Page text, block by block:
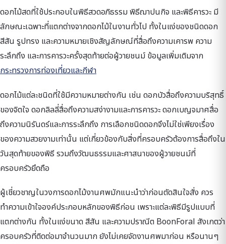
ดอกไม้สดที่ใช้ประกอบในพิธีสวดอภิธรรม พิธีฌาปนกิจ และพิธีคารวะ มี
ลักษณะเฉพาะที่แตกต่างจากดอกไม้ในงานทั่วไป ทั้งในแง่ของชนิดดอก
สีสัน รูปทรง และความหมายเชิงสัญลักษณ์ที่สื่อถึงความเคารพ ความ
ระลึกถึง และการคารวะครั้งสุดท้ายต่อผู้วายชนม์ ข้อมูลเพิ่มเติมจาก
กระทรวงการท่องเที่ยวและกีฬา
ดอกไม้แต่ละชนิดที่ใช้มีความหมายต่างกัน เช่น ดอกบัวสื่อถึงความบริสุทธิ์
ของจิตใจ ดอกลิลลี่สื่อถึงความสง่างามและการคารวะ ดอกเบญจมาศสื่อ
ถึงความนิรันดร์และการระลึกถึง การเลือกชนิดดอกจึงไม่ใช่เพียงเรื่อง
ของความสวยงามเท่านั้น แต่เกี่ยวข้องกับสิ่งที่ครอบครัวต้องการสื่อถึงใน
วันสุดท้ายของพิธี รวมถึงวัฒนธรรมและศาสนาของผู้วายชนม์ที่
ครอบครัวยึดถือ
ผู้เชี่ยวชาญในวงการดอกไม้งานศพมักแนะนำว่าก่อนตัดสินใจสั่ง ควร
ทำความเข้าใจองค์ประกอบหลักของพิธีก่อน เพราะแต่ละพิธีมีรูปแบบที่
แตกต่างกัน ทั้งในแง่ขนาด สีสัน และความปราณีต BoonForal สังเกตว่า
ครอบครัวที่ติดต่อมาจำนวนมาก ยังไม่เคยจัดงานศพมาก่อน หรือนานๆ